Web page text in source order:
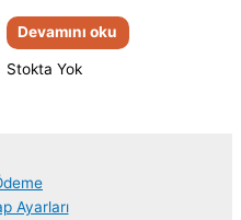
Devamını oku
Stokta Yok
Ayarları